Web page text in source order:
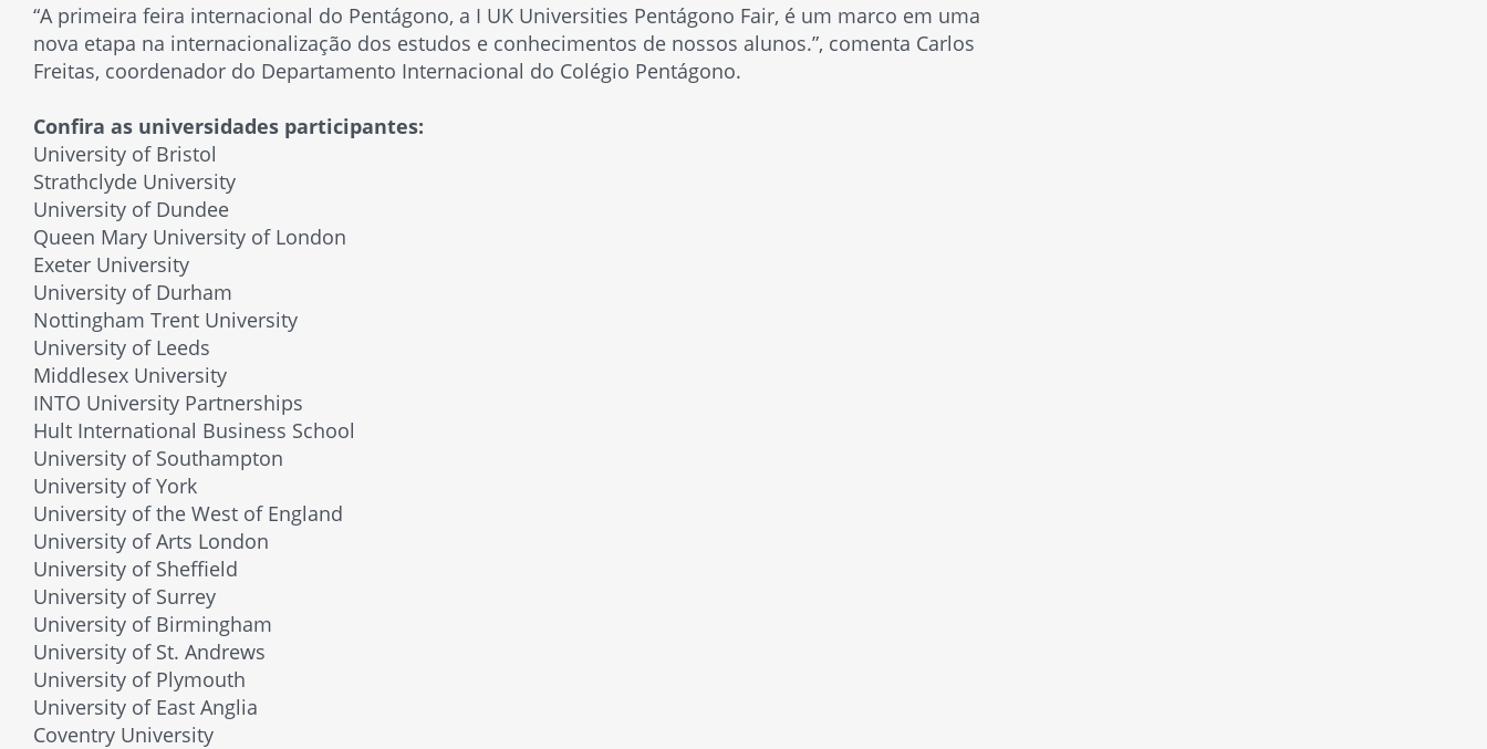
“A primeira feira internacional do Pentágono, a I UK Universities Pentágono Fair, é um marco em uma
nova etapa na internacionalização dos estudos e conhecimentos de nossos alunos.”, comenta Carlos
Freitas, coordenador do Departamento Internacional do Colégio Pentágono.
Confira as universidades participantes:
University of Bristol
Strathclyde University
University of Dundee
Queen Mary University of London
Exeter University
University of Durham
Nottingham Trent University
University of Leeds
Middlesex University
INTO University Partnerships
Hult International Business School
University of Southampton
University of York
University of the West of England
University of Arts London
University of Sheffield
University of Surrey
University of Birmingham
University of St. Andrews
University of Plymouth
University of East Anglia
Coventry University